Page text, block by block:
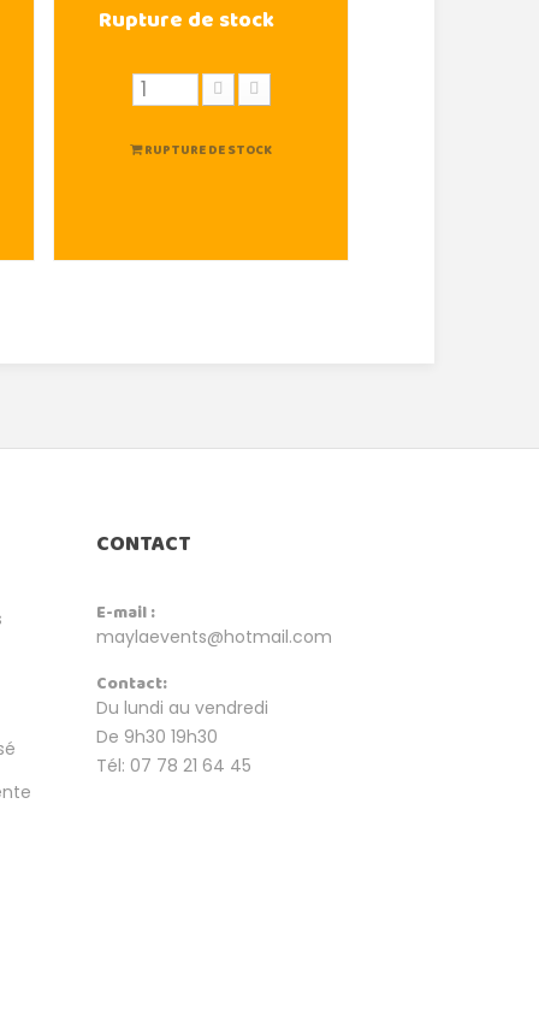
Rupture de stock
RUPTURE DE STOCK
CONTACT
E-mail :
maylaevents@hotmail.com
Contact:
Du lundi au vendredi
De 9h30 19h30
Tél: 07 78 21 64 45